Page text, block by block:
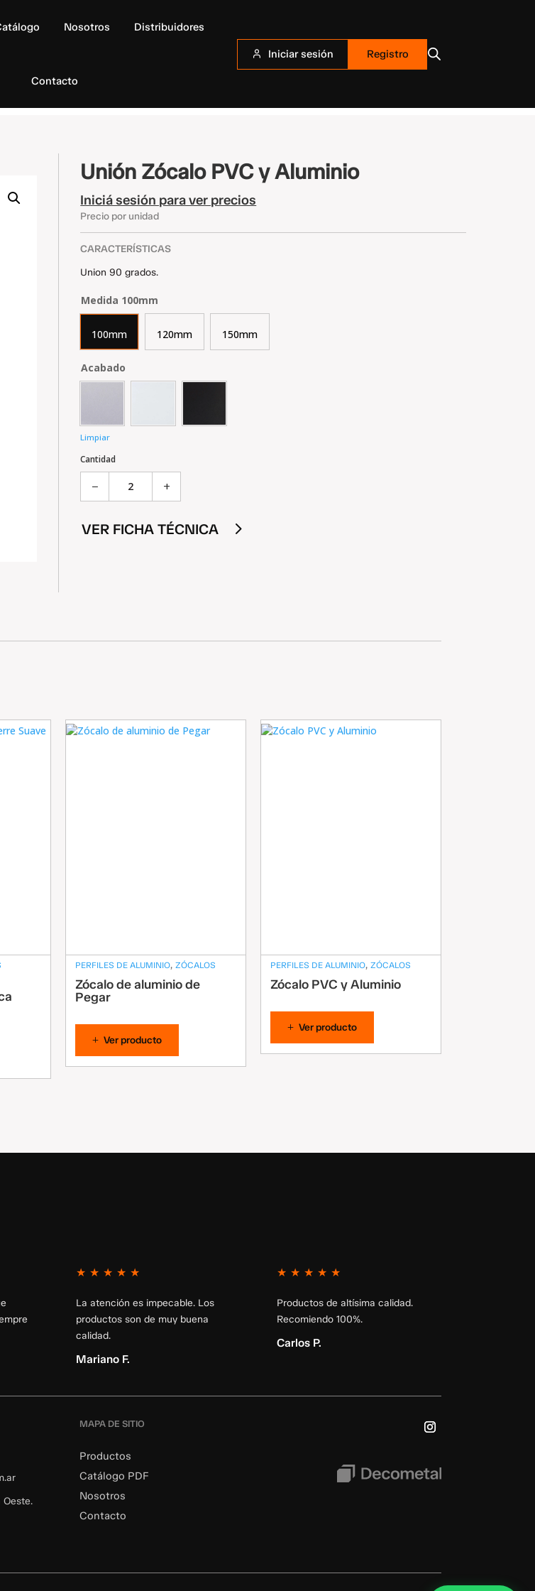
Nosotros Distribuidores
Contacto
Iniciar sesión Registro
Unión Zócalo PVC y Aluminio
Iniciá sesión para ver precios
Precio por unidad
CARACTERÍSTICAS
Union 90 grados.
Medida 100mm
100mm 120mm 150mm
Acabado
Limpiar
Unión
Zócalo
PVC
Aluminio
Cantidad
− +
VER FICHA TÉCNICA
PERFILES DE ALUMINIO, ZÓCALOS
Zócalo de aluminio de
Pegar
Ver producto
PERFILES DE ALUMINIO, ZÓCALOS
Zócalo PVC y Aluminio
Ver producto
★ ★ ★ ★ ★
La atención es impecable. Los
productos son de muy buena
calidad.
Mariano F.
★ ★ ★ ★ ★
Productos de altísima calidad.
Recomiendo 100%.
Carlos P.
Oeste.
MAPA DE SITIO
Productos
Catálogo PDF
Nosotros
Contacto